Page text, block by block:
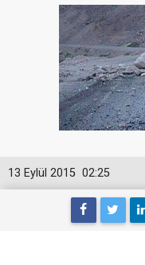
02:25
13 Eylül 2015